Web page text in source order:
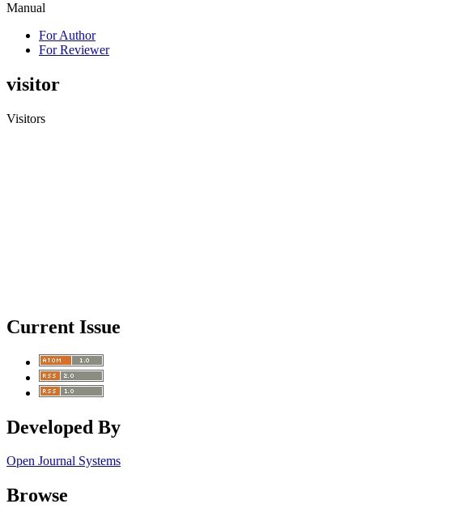
Manual
For Author
For Reviewer
visitor
Visitors
Current Issue
Developed By
Open Journal Systems
Browse